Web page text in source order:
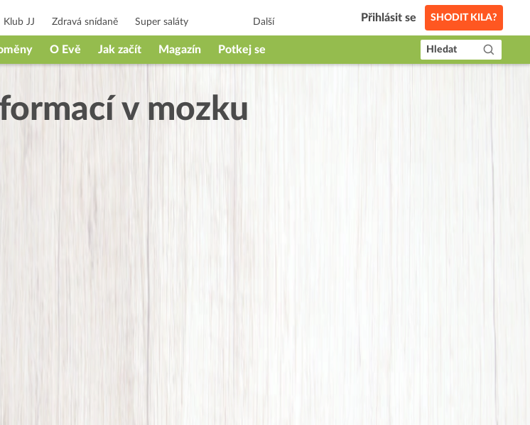
Klub JJ Zdravá snídaně Super saláty Další Přihlásit se SHODIT KILA?
O Evě Jak začít Magazín Potkej se Hledat
v mozku